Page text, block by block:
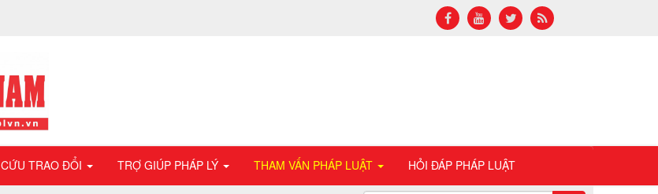
TRAO ĐỔI TRỢ GIÚP PHÁP LÝ THAM VẤN PHÁP LUẬT HỎI ĐÁP PHÁP LUẬT